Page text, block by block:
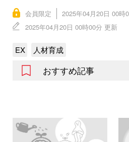
会員限定
2025年04月20日 00時
2025年04月20日 00時00分 更新
EX 人材育成
おすすめ記事